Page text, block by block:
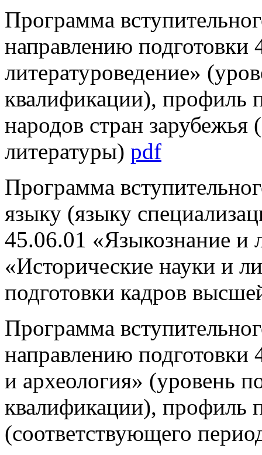
Программа
направлению
литературоведение»
квалификации), профиль
народов стран зарубежья
литературы) pdf
Программа
языку (языку
45.06.01 «Языкознание и
«Исторические науки и
подготовки кадров
Программа
направлению подготовки
и археология» (уровень
квалификации), профиль
(соответствующего